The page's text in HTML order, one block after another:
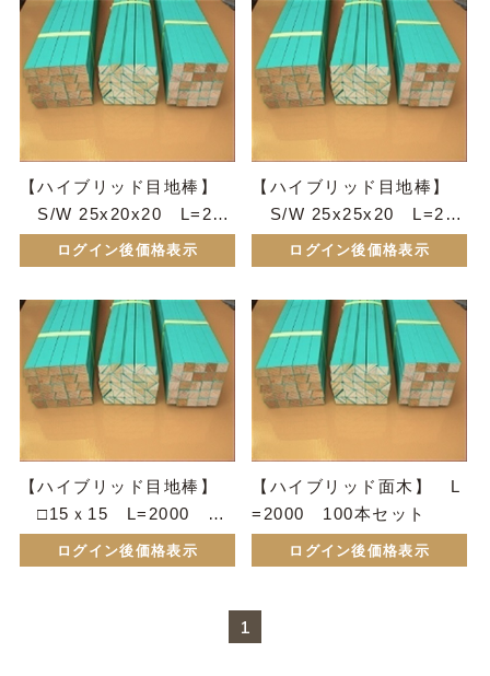
【ハイブリッド目地棒】
S/W 25x20x20 L=200
0 50本セット
ログイン後価格表示
【ハイブリッド目地棒】
S/W 25x25x20 L=200
0 50本セット
ログイン後価格表示
【ハイブリッド目地棒】
□15ｘ15 L=2000 50
本セットログイン後価格表示
【ハイブリッド面木】 L
=2000 100本セット
ログイン後価格表示
1